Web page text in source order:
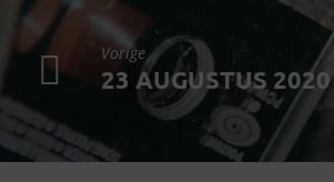
Vorige
23 AUGUSTUS